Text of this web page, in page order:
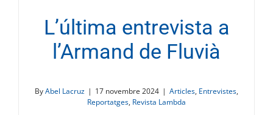
L’última entrevista a
l’Armand de Fluvià
ByAbel Lacruz | 17 novembre 2024 | Articles, Entrevistes,
Reportatges, Revista Lambda